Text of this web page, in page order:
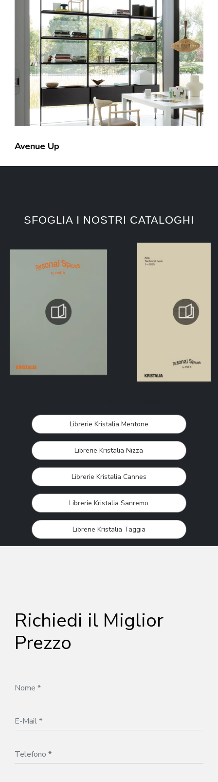
Avenue Up
SFOGLIA I NOSTRI CATALOGHI
Librerie Kristalia Mentone
Librerie Kristalia Nizza
Librerie Kristalia Cannes
Librerie Kristalia Sanremo
Librerie Kristalia Taggia
Richiedi il Miglior
Prezzo